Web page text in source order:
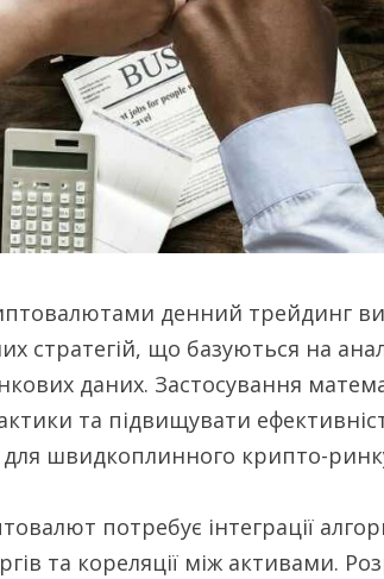
денний трейдинг
стратегій, що базуються на
даних. Застосування
та підвищувати
швидкоплинного крипто-
потребує інтеграції
та кореляції між активами.